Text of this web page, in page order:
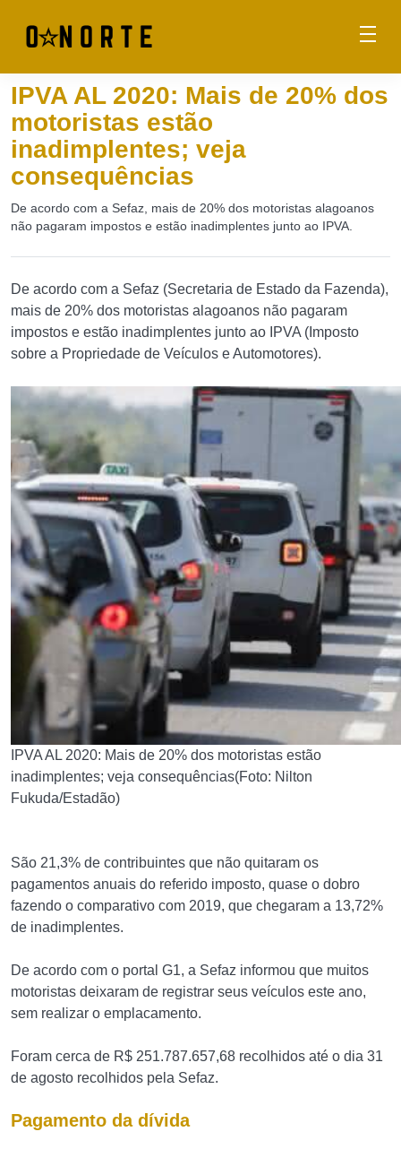
IPVA AL 2020: Mais de 20% dos
motoristas estão
inadimplentes; veja
consequências
De acordo com a Sefaz, mais de 20% dos motoristas alagoanos
não pagaram impostos e estão inadimplentes junto ao IPVA.
De acordo com a Sefaz (Secretaria de Estado da Fazenda),
mais de 20% dos motoristas alagoanos não pagaram
impostos e estão inadimplentes junto ao IPVA (Imposto
sobre a Propriedade de Veículos e Automotores).
IPVA AL 2020: Mais de 20% dos motoristas estão
inadimplentes; veja consequências(Foto: Nilton
Fukuda/Estadão)
São 21,3% de contribuintes que não quitaram os
pagamentos anuais do referido imposto, quase o dobro
fazendo o comparativo com 2019, que chegaram a 13,72%
de inadimplentes.
De acordo com o portal G1, a Sefaz informou que muitos
motoristas deixaram de registrar seus veículos este ano,
sem realizar o emplacamento.
Foram cerca de R$ 251.787.657,68 recolhidos até o dia 31
de agosto recolhidos pela Sefaz.
Pagamento da dívida